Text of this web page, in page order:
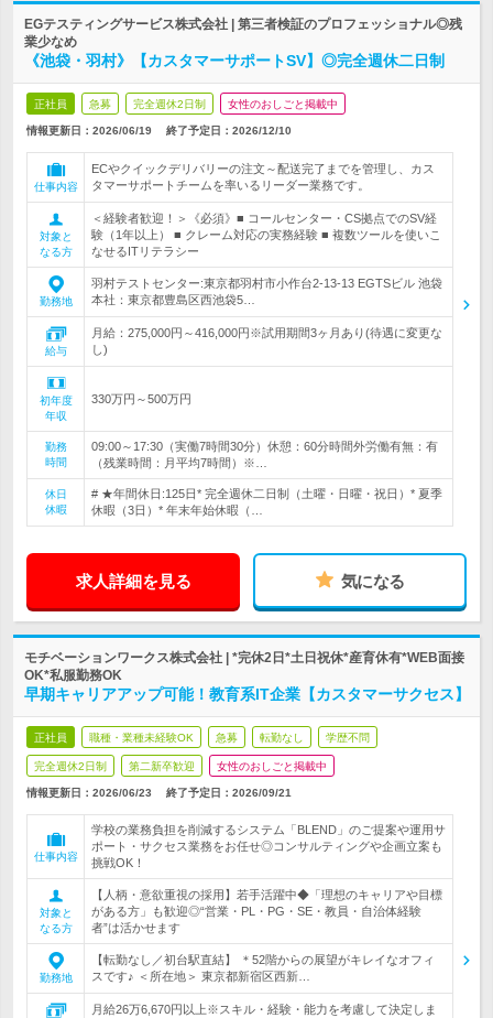
EGテスティングサービス株式会社 | 第三者検証のプロフェッショナル◎残
業少なめ
《池袋・羽村》【カスタマーサポートSV】◎完全週休二日制
正社員 急募 完全週休2日制 女性のおしごと掲載中
情報更新日：2026/06/19 終了予定日： 2026/12/10
仕事内容
ECやクイックデリバリーの注文～配送完了までを管理し、カス
タマーサポートチームを率いるリーダー業務です。
対象と
なる方
＜経験者歓迎！＞《必須》■ コールセンター・CS拠点でのSV経
験（1年以上） ■ クレーム対応の実務経験 ■ 複数ツールを使いこ
なせるITリテラシー
勤務地
羽村テストセンター:東京都羽村市小作台2-13-13 EGTSビル 池袋
本社：東京都豊島区西池袋5…
給与
月給：275,000円～416,000円※試用期間3ヶ月あり(待遇に変更な
し)
初年度
年収
330万円～500万円
勤務
時間
09:00～17:30（実働7時間30分）休憩：60分時間外労働有無：有
（残業時間：月平均7時間）※…
休日
休暇
# ★年間休日:125日* 完全週休二日制（土曜・日曜・祝日）* 夏季
休暇（3日）* 年末年始休暇（…
求人詳細を見る 気になる
モチベーションワークス株式会社 | *完休2日*土日祝休*産育休有*WEB面接
OK*私服勤務OK
早期キャリアアップ可能！教育系IT企業【カスタマーサクセス】
正社員 職種・業種未経験OK 急募 転勤なし 学歴不問
完全週休2日制 第二新卒歓迎 女性のおしごと掲載中
情報更新日：2026/06/23 終了予定日： 2026/09/21
仕事内容
学校の業務負担を削減するシステム「BLEND」のご提案や運用サ
ポート・サクセス業務をお任せ◎コンサルティングや企画立案も
挑戦OK！
対象と
なる方
【人柄・意欲重視の採用】若手活躍中◆「理想のキャリアや目標
がある方」も歓迎◎“営業・PL・PG・SE・教員・自治体経験
者”は活かせます
勤務地
【転勤なし／初台駅直結】 ＊52階からの展望がキレイなオフィ
スです♪ ＜所在地＞ 東京都新宿区西新…
月給26万6,670円以上※スキル・経験・能力を考慮して決定しま